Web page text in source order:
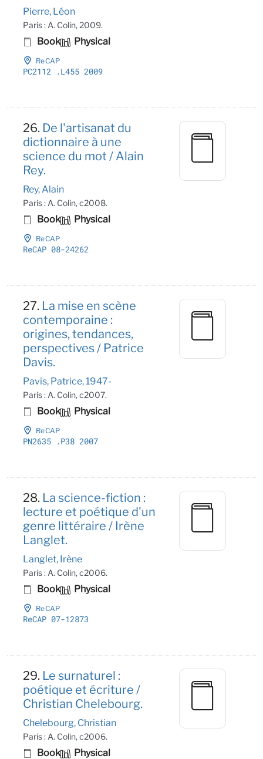
Pierre, Léon
Paris : A. Colin, 2009.
Book Physical
ReCAP
PC2112 .L455 2009
26. De l'artisanat du
dictionnaire à une
science du mot / Alain
Rey.
Rey, Alain
Paris : A. Colin, c2008.
Book Physical
ReCAP
ReCAP 08-24262
27. La mise en scène
contemporaine :
origines, tendances,
perspectives / Patrice
Davis.
Pavis, Patrice, 1947-
Paris : A. Colin, c2007.
Book Physical
ReCAP
PN2635 .P38 2007
28. La science-fiction :
lecture et poétique d'un
genre littéraire / Irène
Langlet.
Langlet, Irène
Paris : A. Colin, c2006.
Book Physical
ReCAP
ReCAP 07-12873
29. Le surnaturel :
poétique et écriture /
Christian Chelebourg.
Chelebourg, Christian
Paris : A. Colin, c2006.
Book Physical